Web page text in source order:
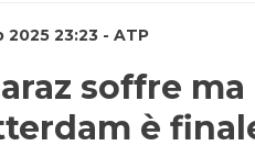
2025 23:23 - ATP
soffre
è